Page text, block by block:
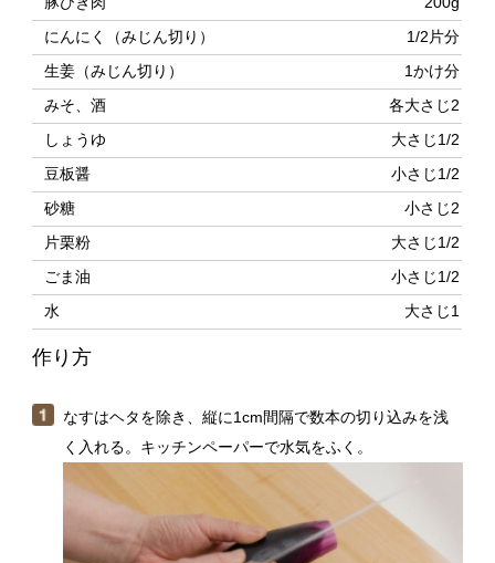
しょうゆ
豆板醤 小さじ1/2
砂糖 小さじ2
片栗粉 大さじ1/2
ごま油 小さじ1/2
水 大さじ1
作り方
なすはヘタを除き、縦に1cm間隔で数本の切り込みを浅
く入れる。キッチンペーパーで水気をふく。
揚げ油を180℃に熱し、（１）のなすを入れて中火で揚げ